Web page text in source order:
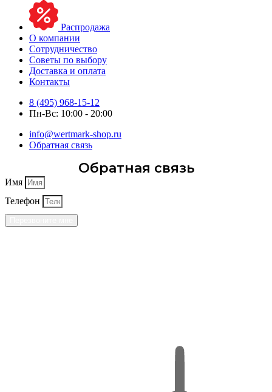
Распродажа
О компании
Сотрудничество
Советы по выбору
Доставка и оплата
Контакты
8 (495) 968-15-12
Пн-Вс: 10:00 - 20:00
info@wertmark-shop.ru
Обратная связь
Обратная связь
Имя
Телефон